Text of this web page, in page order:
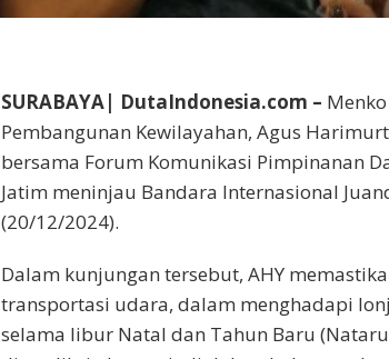
SURABAYA| DutaIndonesia.com –
Pembangunan Kewilayahan, Agus
bersama Forum Komunikasi Pimpinanan
Jatim meninjau Bandara Internasional
(20/12/2024).
Dalam kunjungan tersebut, AHY
transportasi udara, dalam menghadapi
selama libur Natal dan Tahun Baru